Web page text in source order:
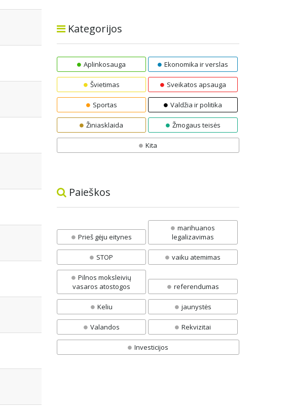
Kategorijos
Aplinkosauga Ekonomika ir verslas
Švietimas Sveikatos apsauga
Sportas Valdžia ir politika
Žiniasklaida Žmogaus teisės
Kita
Paieškos
Prieš gėju eitynes
marihuanos
legalizavimas
STOP vaiku atemimas
Pilnos moksleivių
vasaros atostogos
referendumas
Keliu jaunystės
Valandos Rekvizitai
Investicijos